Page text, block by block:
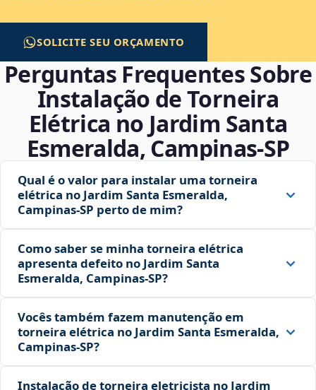
SOLICITE SEU ORÇAMENTO
Perguntas Frequentes Sobre
Instalação de Torneira
Elétrica no Jardim Santa
Esmeralda, Campinas‑SP
Qual é o valor para instalar uma torneira
elétrica no Jardim Santa Esmeralda,
Campinas‑SP perto de mim?
Como saber se minha torneira elétrica
apresenta defeito no Jardim Santa
Esmeralda, Campinas‑SP?
Vocês também fazem manutenção em
torneira elétrica no Jardim Santa Esmeralda,
Campinas‑SP?
Instalação de torneira eletricista no Jardim